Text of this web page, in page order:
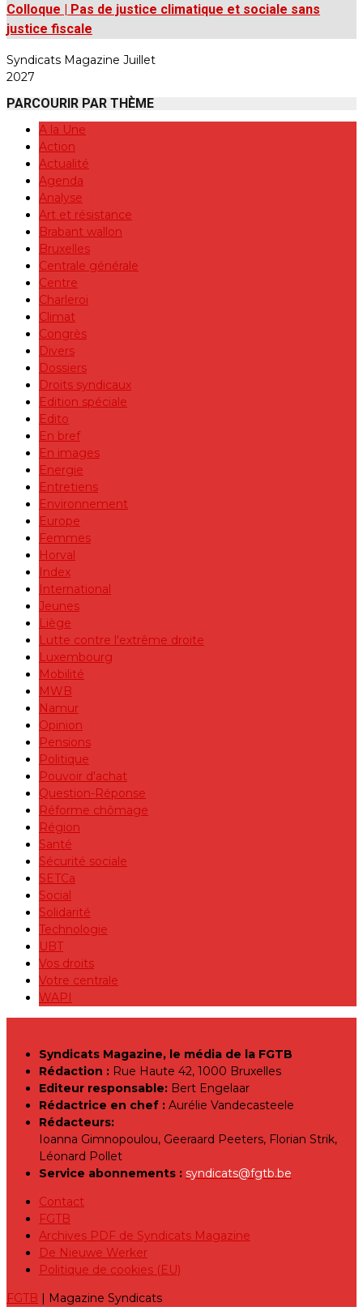
Colloque | Pas de justice climatique et sociale sans
justice fiscale
Syndicats Magazine Juillet
2027
PARCOURIR PAR THÈME
A la Une
Action
Actualité
Agenda
Analyse
Art et résistance
Brabant wallon
Bruxelles
Centrale générale
Centre
Charleroi
Climat
Congrès
Divers
Dossiers
Droits syndicaux
Edition spéciale
Edito
En bref
En images
Energie
Entretiens
Environnement
Europe
Femmes
Horval
Index
International
Jeunes
Liège
Lutte contre l'extrême droite
Luxembourg
Mobilité
MWB
Namur
Opinion
Pensions
Politique
Pouvoir d'achat
Question-Réponse
Réforme chômage
Région
Santé
Sécurité sociale
SETCa
Social
Solidarité
Technologie
UBT
Vos droits
Votre centrale
WAPI
Syndicats Magazine, le média de la FGTB
Rédaction : Rue Haute 42, 1000 Bruxelles
Editeur responsable: Bert Engelaar
Rédactrice en chef : Aurélie Vandecasteele
Rédacteurs:
Ioanna Gimnopoulou, Geeraard Peeters, Florian Strik,
Léonard Pollet
Service abonnements : syndicats@fgtb.be
Contact
FGTB
Archives PDF de Syndicats Magazine
De Nieuwe Werker
Politique de cookies (EU)
FGTB | Magazine Syndicats